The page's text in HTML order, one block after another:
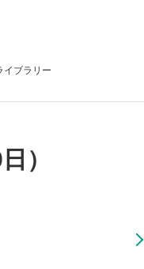
イブラリー
）